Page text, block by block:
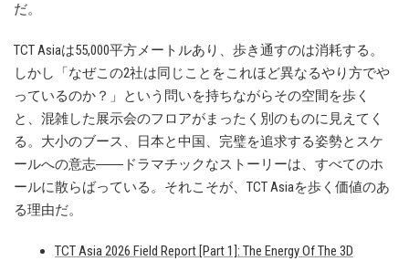
だ。
TCT Asiaは55,000平方メートルあり、歩き通すのは消耗する。
しかし「なぜこの2社は同じことをこれほど異なるやり方でや
っているのか？」という問いを持ちながらその空間を歩く
と、混雑した展示会のフロアがまったく別のものに見えてく
る。大小のブース、日本と中国、完璧を追求する姿勢とスケ
ールへの意志――ドラマチックなストーリーは、すべてのホ
ールに散らばっている。それこそが、TCT Asiaを歩く価値のあ
る理由だ。
TCT Asia 2026 Field Report [Part 1]: The Energy Of The 3D